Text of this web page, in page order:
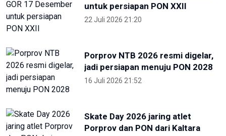
untuk persiapan PON XXII
22 Juli 2026 21:20
Porprov NTB 2026 resmi digelar,
jadi persiapan menuju PON 2028
16 Juli 2026 21:52
Skate Day 2026 jaring atlet
Porprov dan PON dari Kaltara